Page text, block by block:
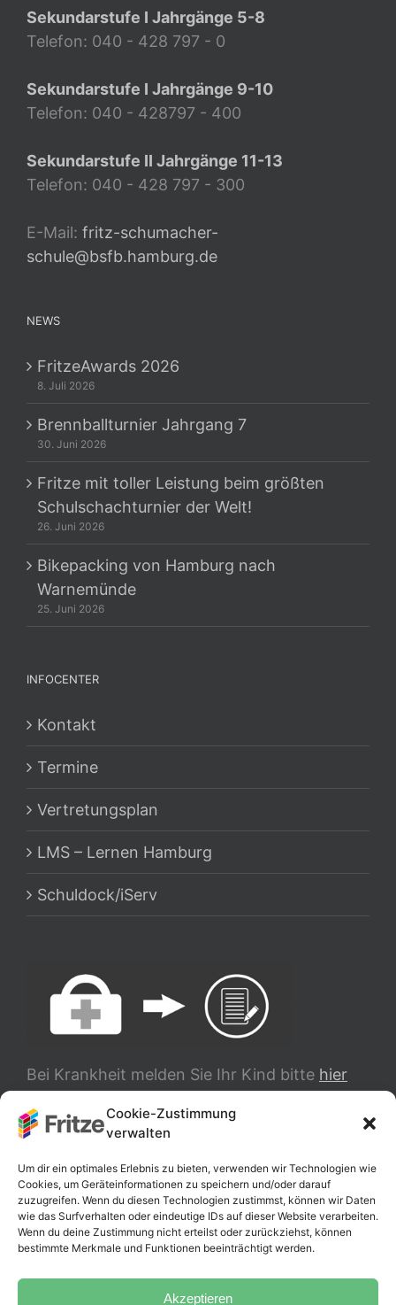
Cookie-Zustimmung
verwalten
Um dir ein optimales Erlebnis zu bieten, verwenden wir Technologien wie
Cookies, um Geräteinformationen zu speichern und/oder darauf
zuzugreifen. Wenn du diesen Technologien zustimmst, können wir Daten
wie das Surfverhalten oder eindeutige IDs auf dieser Website verarbeiten.
Wenn du deine Zustimmung nicht erteilst oder zurückziehst, können
bestimmte Merkmale und Funktionen beeinträchtigt werden.
Akzeptieren
Sekundarstufe I Jahrgänge 5-8
Telefon: 040 - 428 797 - 0
Sekundarstufe I Jahrgänge 9-10
Telefon: 040 - 428797 - 400
Sekundarstufe II Jahrgänge 11-13
Telefon: 040 - 428 797 - 300
E-Mail: fritz-schumacher-
schule@bsfb.hamburg.de
NEWS
FritzeAwards 2026
8. Juli 2026
Brennballturnier Jahrgang 7
30. Juni 2026
Fritze mit toller Leistung beim größten
Schulschachturnier der Welt!
26. Juni 2026
Bikepacking von Hamburg nach
Warnemünde
25. Juni 2026
INFOCENTER
Kontakt
Termine
Vertretungsplan
LMS – Lernen Hamburg
Schuldock/iServ
Bei Krankheit melden Sie Ihr Kind bitte hier
TRANSLATE